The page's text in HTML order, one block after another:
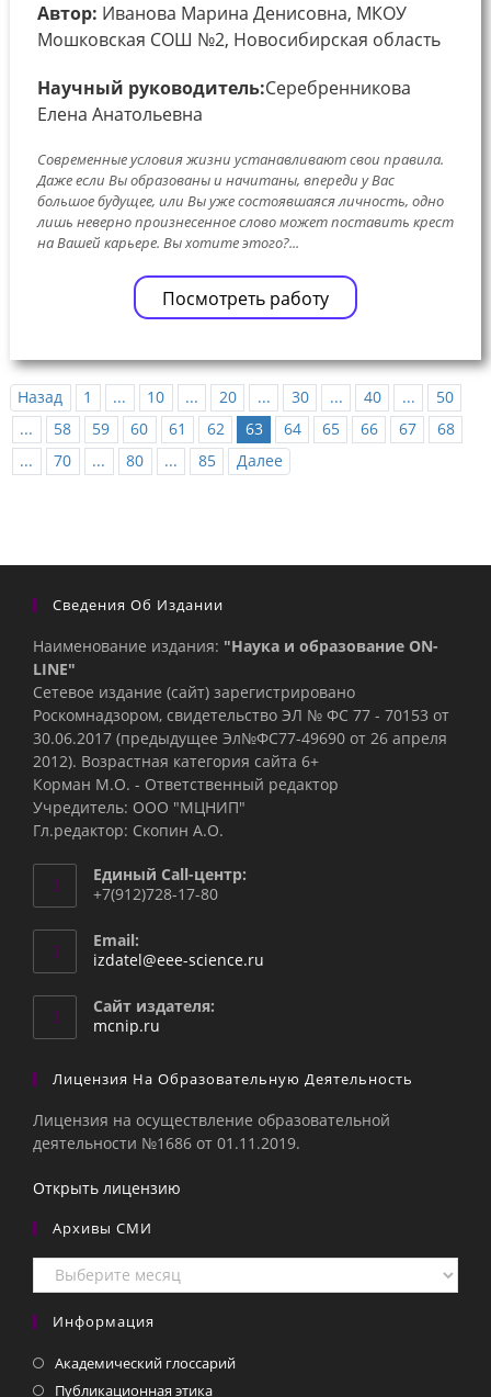
Автор: Иванова Марина Денисовна, МКОУ
Мошковская СОШ №2, Новосибирская область
Научный руководитель:Серебренникова
Елена Анатольевна
Современные условия жизни устанавливают свои правила.
Даже если Вы образованы и начитаны, впереди у Вас
большое будущее, или Вы уже состоявшаяся личность, одно
лишь неверно произнесенное слово может поставить крест
на Вашей карьере. Вы хотите этого?...
Посмотреть работу
Назад 1 ... 10 ... 20 ... 30 ... 40 ...
50
...
58 59 60 61 62 63 64 65 66 67
68
...
70 ... 80 ... 85 Далее
Сведения Об Издании
Наименование издания: "Наука и образование ON-
LINE"
Сетевое издание (сайт) зарегистрировано
Роскомнадзором, свидетельство ЭЛ № ФС 77 - 70153 от
30.06.2017 (предыдущее Эл№ФC77-49690 от 26 апреля
2012). Возрастная категория сайта 6+
Корман М.О. - Ответственный редактор
Учредитель: ООО "МЦНИП"
Гл.редактор: Скопин А.О.
Единый Call-центр:
+7(912)728-17-80
Email:
izdatel@eee-science.ru
Сайт издателя:
mcnip.ru
Лицензия На Образовательную Деятельность
Лицензия на осуществление образовательной
деятельности №1686 от 01.11.2019.
Открыть лицензию
Архивы СМИ
Архивы
СМИ
Информация
Академический глоссарий
Публикационная этика